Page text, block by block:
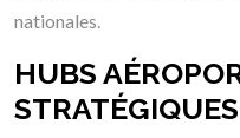
nationales.
HUBS